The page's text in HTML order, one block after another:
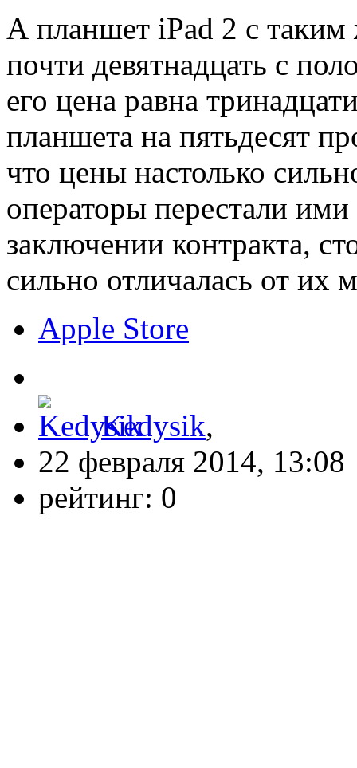
А планшет iPad 2 с
почти девятнадцать с
его цена равна
планшета на пятьдесят
что цены настолько
операторы перестали ими
заключении контракта,
сильно отличалась от их
Apple Store
Kedysik,
22 февраля 2014, 13:08
рейтинг: 0